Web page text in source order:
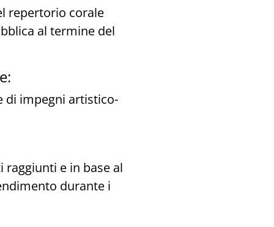
repertorio corale
al termine del
di impegni artistico-
e in base al
durante i